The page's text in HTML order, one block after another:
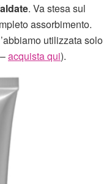
. Va stesa sul
assorbimento.
utilizzata solo
acquista qui).